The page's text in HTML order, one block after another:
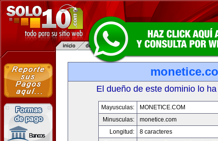
El dueño de este dominio lo
Mayusculas:
MONETICE.COM
Minusculas:
monetice.com
Longitud:
8 caracteres